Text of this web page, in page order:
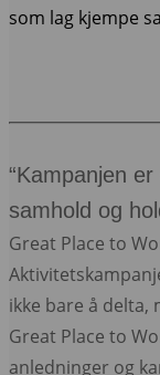
som lag kjempe
“Kampanjen
samhold og
Great Place to
ikke bare å delta,
Great Place to
anledninger og